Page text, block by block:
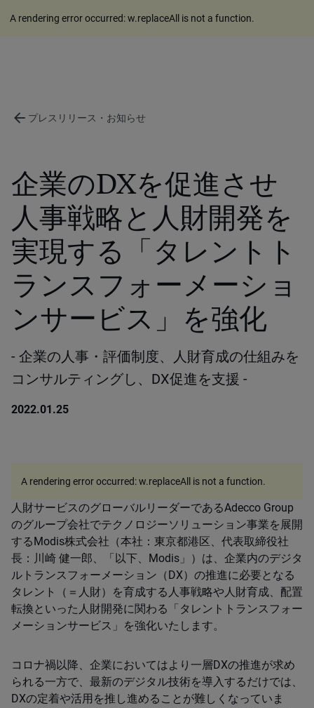
A rendering error occurred:w.replaceAll is not a function.
arrow_back プレスリリース・お知らせ
企業のDXを促進させ
人事戦略と人財開発を
実現する「タレントト
ランスフォーメーショ
ンサービス」を強化
- 企業の人事・評価制度、人財育成の仕組みを
コンサルティングし、DX促進を支援 -
2022.01.25
人財サービスのグローバルリーダーであるAdecco Group
のグループ会社でテクノロジーソリューション事業を展開
するModis株式会社（本社：東京都港区、代表取締役社
長：川崎 健一郎、「以下、Modis」）は、企業内のデジタ
ルトランスフォーメーション（DX）の推進に必要となる
タレント（＝人財）を育成する人事戦略や人財育成、配置
転換といった人財開発に関わる「タレントトランスフォー
メーションサービス」を強化いたします。
コロナ禍以降、企業においてはより一層DXの推進が求め
られる一方で、最新のデジタル技術を導入するだけでは、
DXの定着や活用を推し進めることが難しくなっていま
A rendering error occurred:w.replaceAll is not a function.